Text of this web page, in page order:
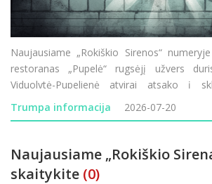
Naujausiame „Rokiškio Sirenos“
restoranas „Pupelė“ rugsėjį užvers
Viduolytė-Pupelienė atvirai atsako į
Lietuvos–Latvijos pasienyje vėl vykdomi
transporto patikrini
Trumpa informacija 2026-07-20
Naujausiame „Rokiškio
skaitykite (0)